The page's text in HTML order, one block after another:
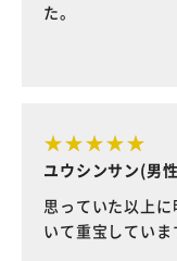
た。
ユウシンサン(男
思っていた以上
いて重宝していま